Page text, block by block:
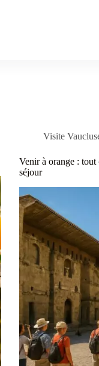
Visite
Venir à orange :
séjour